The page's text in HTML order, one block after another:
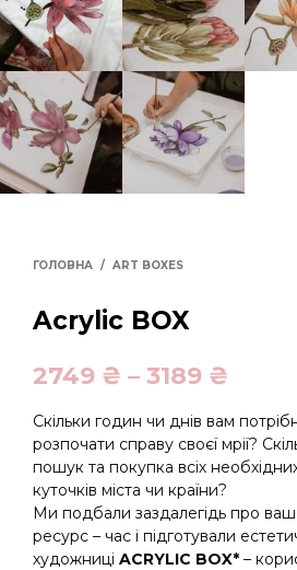
ГОЛОВНА / ART BOXES
Acrylic BOX
2749 ₴ – 3189 ₴
Скільки годин чи днів вам
розпочати справу своєї мрії?
пошук та покупка всіх необхідних
куточків міста чи країни?
Ми подбали заздалегідь про
ресурс – час і підготували
художниці ACRYLIC BOX* –